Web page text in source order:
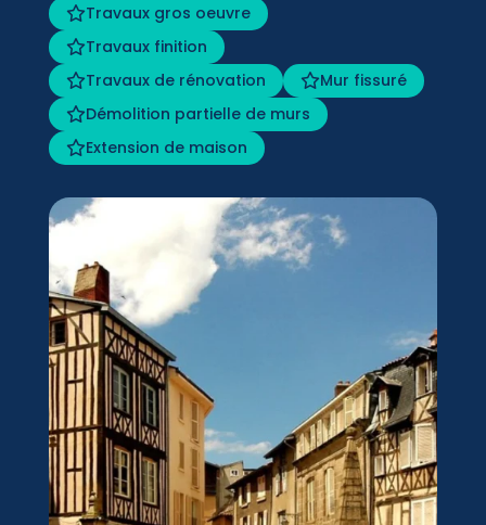
Travaux gros oeuvre
Travaux finition
Travaux de rénovation
Mur fissuré
Démolition partielle de murs
Extension de maison